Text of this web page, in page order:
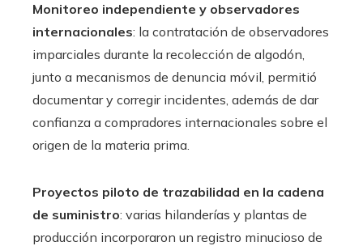
Monitoreo independiente y observadores
internacionales: la contratación de observadores
imparciales durante la recolección de algodón,
junto a mecanismos de denuncia móvil, permitió
documentar y corregir incidentes, además de dar
confianza a compradores internacionales sobre el
origen de la materia prima.
Proyectos piloto de trazabilidad en la cadena
de suministro: varias hilanderías y plantas de
producción incorporaron un registro minucioso de